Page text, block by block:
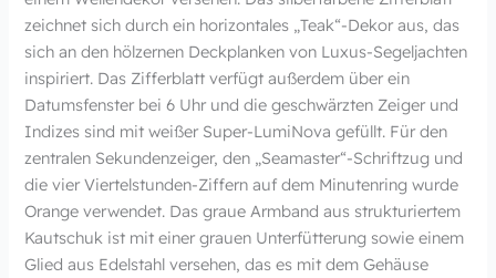
zeichnet sich durch ein horizontales „Teak“-Dekor aus, das
sich an den hölzernen Deckplanken von Luxus-Segeljachten
inspiriert. Das Zifferblatt verfügt außerdem über ein
Datumsfenster bei 6 Uhr und die geschwärzten Zeiger und
Indizes sind mit weißer Super-LumiNova gefüllt. Für den
zentralen Sekundenzeiger, den „Seamaster“-Schriftzug und
die vier Viertelstunden-Ziffern auf dem Minutenring wurde
Orange verwendet. Das graue Armband aus strukturiertem
Kautschuk ist mit einer grauen Unterfütterung sowie einem
Glied aus Edelstahl versehen, das es mit dem Gehäuse